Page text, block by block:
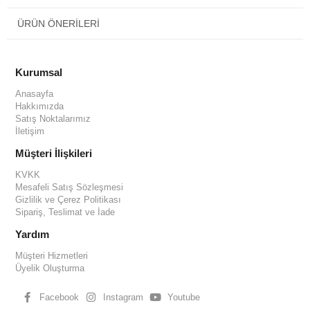
ÜRÜN ÖNERILERI
Kurumsal
Anasayfa
Hakkımızda
Satış Noktalarımız
İletişim
Müşteri İlişkileri
KVKK
Mesafeli Satış Sözleşmesi
Gizlilik ve Çerez Politikası
Sipariş, Teslimat ve İade
Yardım
Müşteri Hizmetleri
Üyelik Oluşturma
Facebook Instagram Youtube